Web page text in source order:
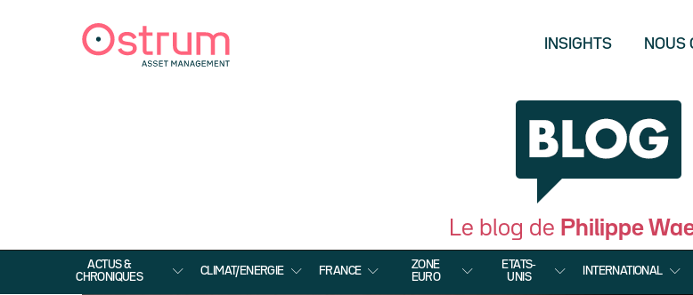
INSIGHTS NOUS
Le blog de Philippe
ACTUS &
CHRONIQUES
CLIMAT/ENERGIE FRANCE
ZONE
EURO
ETATS-
UNIS
INTERNATIONAL